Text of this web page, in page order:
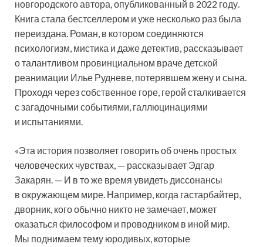
новгородского автора, опубликованный в 2022 году.
Книга стала бестселлером и уже несколько раз была
переиздана. Роман, в котором соединяются
психологизм, мистика и даже детектив, рассказывает
о талантливом провинциальном враче детской
реанимации Илье Рудневе, потерявшем жену и сына.
Проходя через собственное горе, герой сталкивается
с загадочными событиями, галлюцинациями
и испытаниями.
«Эта история позволяет говорить об очень простых
человеческих чувствах, — рассказывает Эдгар
Закарян. — И в то же время увидеть диссонансы
в окружающем мире. Например, когда гастарбайтер,
дворник, кого обычно никто не замечает, может
оказаться философом и проводником в иной мир.
Мы поднимаем тему юродивых, которые